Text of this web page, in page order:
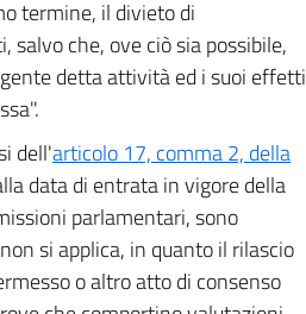
termine, il divieto di
che, ove ciò sia possibile,
detta attività ed i suoi effetti
dell'articolo 17, comma 2, della
data di entrata in vigore della
parlamentari, sono
si applica, in quanto il rilascio
o altro atto di consenso